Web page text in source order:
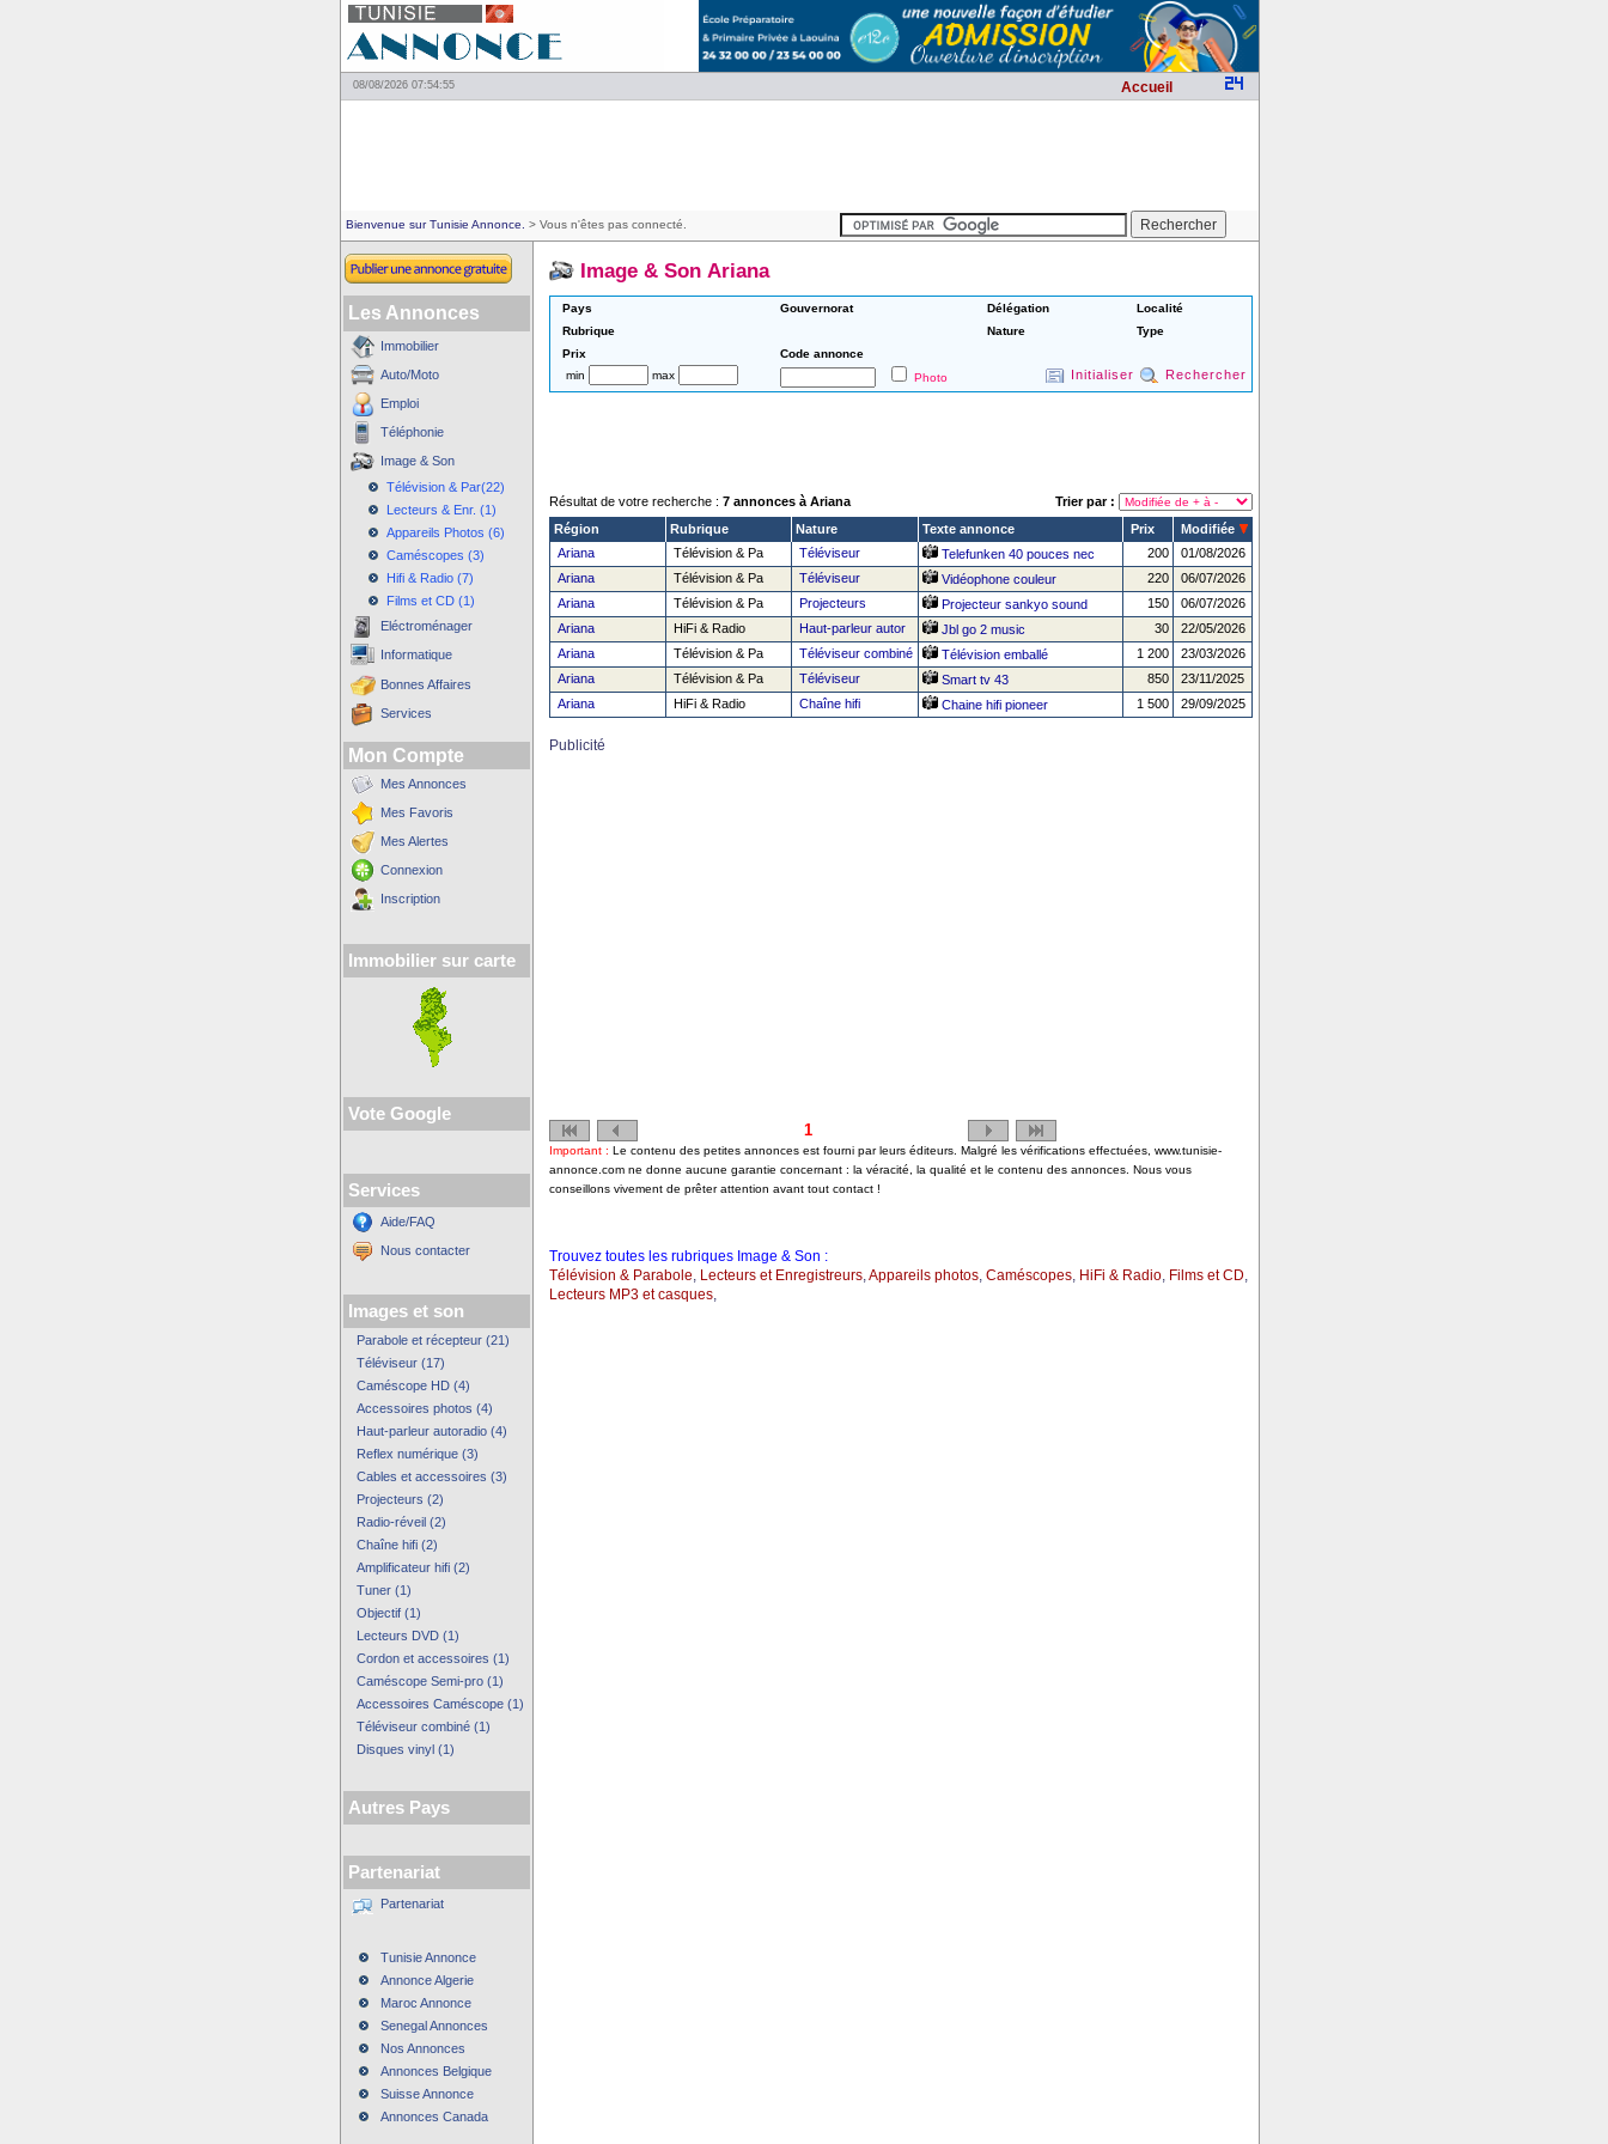
08/08/2026 07:54:55 Accueil
Bienvenue sur Tunisie Annonce. > Vous n'êtes pas connecté.
Les Annonces
Immobilier
Auto/Moto
Emploi
Téléphonie
Image & Son
Télévision & Par(22)
Lecteurs & Enr. (1)
Appareils Photos (6)
Caméscopes (3)
Hifi & Radio (7)
Films et CD (1)
Eléctroménager
Informatique
Bonnes Affaires
Services
Mon Compte
Mes Annonces
Mes Favoris
Mes Alertes
Connexion
Inscription
Immobilier sur carte
Vote Google
Services
Aide/FAQ
Nous contacter
Images et son
Parabole et récepteur (21)
Téléviseur (17)
Caméscope HD (4)
Accessoires photos (4)
Haut-parleur autoradio (4)
Reflex numérique (3)
Cables et accessoires (3)
Projecteurs (2)
Radio-réveil (2)
Chaîne hifi (2)
Amplificateur hifi (2)
Tuner (1)
Objectif (1)
Lecteurs DVD (1)
Cordon et accessoires (1)
Caméscope Semi-pro (1)
Accessoires Caméscope (1)
Téléviseur combiné (1)
Disques vinyl (1)
Autres Pays
Partenariat
Partenariat
Tunisie Annonce
Annonce Algerie
Maroc Annonce
Senegal Annonces
Nos Annonces
Annonces Belgique
Suisse Annonce
Annonces Canada
Image & Son Ariana
Pays Gouvernorat Délégation
Localité
Rubrique
Nature
Type
Prix
Code annonce
min
max Photo Initialiser Rechercher
Résultat de votre recherche : 7 annonces à Ariana
Trier par :
Région
Rubrique Nature Texte annonce Prix
Modifiée
Ariana
Télévision & Pa Téléviseur Telefunken 40 pouces nec 200
01/08/2026
Ariana
Télévision & Pa Téléviseur Vidéophone couleur 220
06/07/2026
Ariana
Télévision & Pa Projecteurs Projecteur sankyo sound 150
06/07/2026
Ariana
HiFi & Radio Haut-parleur autor Jbl go 2 music 30
22/05/2026
Ariana
Télévision & Pa Téléviseur combiné Télévision emballé 1 200
23/03/2026
Ariana
Télévision & Pa Téléviseur Smart tv 43 850
23/11/2025
Ariana
HiFi & Radio Chaîne hifi Chaine hifi pioneer 1 500 29/09/2025
Publicité
1
Important : Le contenu des petites annonces est fourni par leurs éditeurs. Malgré les vérifications effectuées, www.tunisie-
annonce.com ne donne aucune garantie concernant : la véracité, la qualité et le contenu des annonces. Nous vous
conseillons vivement de prêter attention avant tout contact !
Trouvez toutes les rubriques Image & Son :
Télévision & Parabole, Lecteurs et Enregistreurs,Appareils photos, Caméscopes, HiFi & Radio, Films et CD,
Lecteurs MP3 et casques,